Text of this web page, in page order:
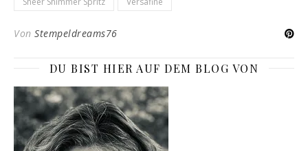
Von Stempeldreams76
DU BIST HIER AUF DEM BLOG VON